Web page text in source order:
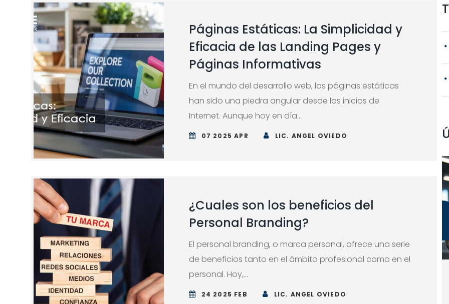
Páginas Estáticas: La Simplicidad y
Eficacia de las Landing Pages y
Páginas Informativas
En el mundo del desarrollo web, las páginas estáticas
han sido una piedra angular desde los inicios de
Internet. Aunque hoy en día...
07 2025 APR LIC. ANGEL OVIEDO
¿Cuales son los beneficios del
Personal Branding?
El personal branding, o marca personal, ofrece una serie
de beneficios tanto en el ámbito profesional como en el
personal. Hoy,...
24 2025 FEB LIC. ANGEL OVIEDO
¿Por qué es importante
negocio tener una pagina
28 MAY 2026